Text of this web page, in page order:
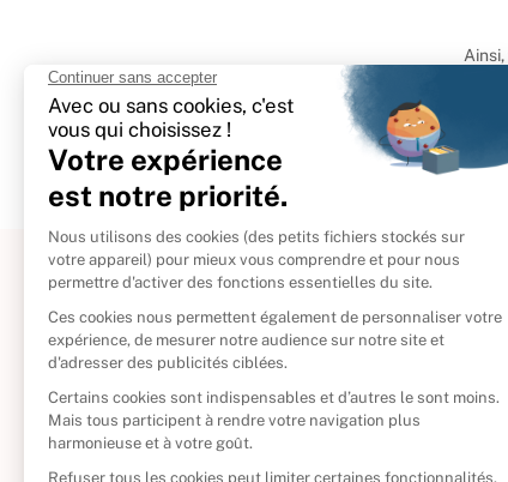
À propos
Politique de retour
Reprendre vos livres
Qui sommes-nous ?